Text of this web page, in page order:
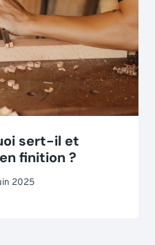
sert-il et
finition ?
2025